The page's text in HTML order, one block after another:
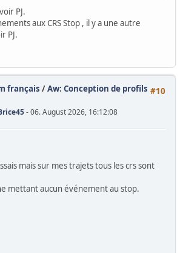
PJ.
aux CRS Stop , il y a une autre
PJ.
#10
français /Aw: Conception de profils
- 06. August 2026, 16:12:08
mais sur mes trajets tous les crs sont
mettant aucun événement au stop.